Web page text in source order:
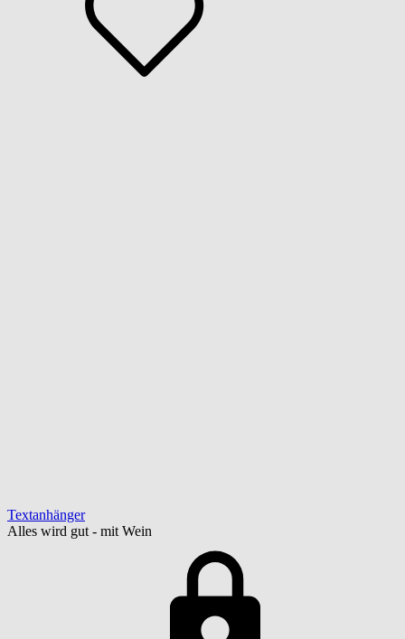
Textanhänger
Alles wird gut - mit Wein